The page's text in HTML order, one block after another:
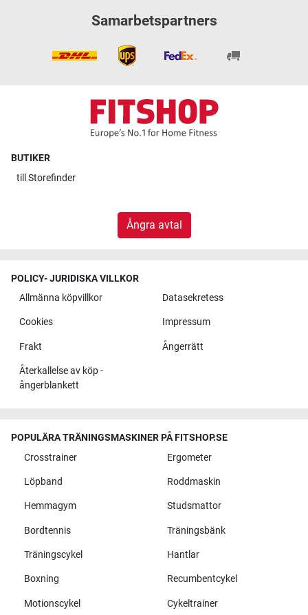
Samarbetspartners
BUTIKER
till Storefinder
Ångra avtal
POLICY- JURIDISKA VILLKOR
Allmänna köpvillkor
Datasekretess
Cookies Impressum
Frakt Ångerrätt
Återkallelse av köp -
ångerblankett
POPULÄRA TRÄNINGSMASKINER PÅ FITSHOP.SE
Crosstrainer
Ergometer
Löpband Roddmaskin
Hemmagym Studsmattor
Bordtennis Träningsbänk
Träningscykel Hantlar
Boxning Recumbentcykel
Motionscykel Cykeltrainer